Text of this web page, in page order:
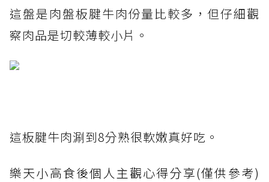
這盤是肉盤板腱牛肉份量比較多，但仔細觀
察肉品是切較薄較小片。
這板腱牛肉涮到8分熟很軟嫩真好吃。
樂天小高食後個人主觀心得分享(僅供參考)